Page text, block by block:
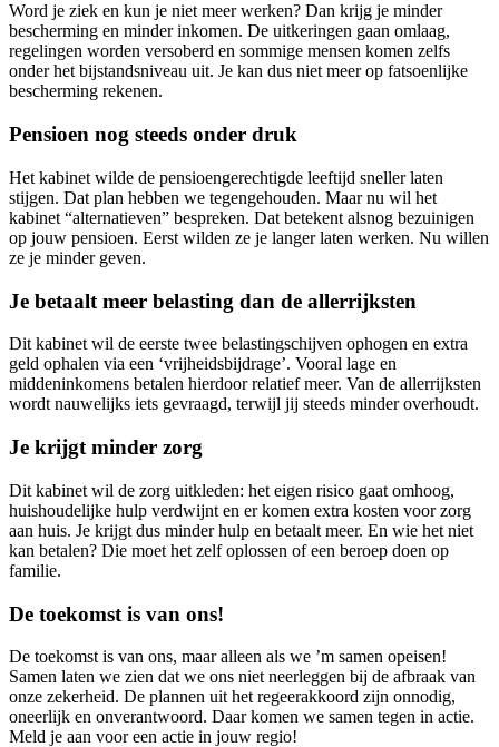
Word je ziek en kun je niet meer werken? Dan krijg je minder
bescherming en minder inkomen. De uitkeringen gaan omlaag,
regelingen worden versoberd en sommige mensen komen zelfs
onder het bijstandsniveau uit. Je kan dus niet meer op fatsoenlijke
bescherming rekenen.
Pensioen nog steeds onder druk
Het kabinet wilde de pensioengerechtigde leeftijd sneller laten
stijgen. Dat plan hebben we tegengehouden. Maar nu wil het
kabinet “alternatieven” bespreken. Dat betekent alsnog bezuinigen
op jouw pensioen. Eerst wilden ze je langer laten werken. Nu willen
ze je minder geven.
Je betaalt meer belasting dan de allerrijksten
Dit kabinet wil de eerste twee belastingschijven ophogen en extra
geld ophalen via een ‘vrijheidsbijdrage’. Vooral lage en
middeninkomens betalen hierdoor relatief meer. Van de allerrijksten
wordt nauwelijks iets gevraagd, terwijl jij steeds minder overhoudt.
Je krijgt minder zorg
Dit kabinet wil de zorg uitkleden: het eigen risico gaat omhoog,
huishoudelijke hulp verdwijnt en er komen extra kosten voor zorg
aan huis. Je krijgt dus minder hulp en betaalt meer. En wie het niet
kan betalen? Die moet het zelf oplossen of een beroep doen op
familie.
De toekomst is van ons!
De toekomst is van ons, maar alleen als we ’m samen opeisen!
Samen laten we zien dat we ons niet neerleggen bij de afbraak van
onze zekerheid. De plannen uit het regeerakkoord zijn onnodig,
oneerlijk en onverantwoord. Daar komen we samen tegen in actie.
Meld je aan voor een actie in jouw regio!